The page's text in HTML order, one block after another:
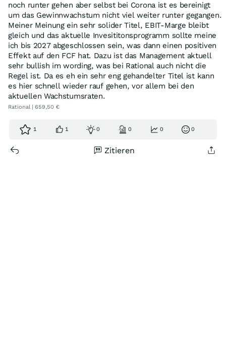
noch runter gehen aber selbst bei Corona ist es bereinigt
um das Gewinnwachstum nicht viel weiter runter gegangen.
Meiner Meinung ein sehr solider Titel, EBIT-Marge bleibt
gleich und das aktuelle Invesititonsprogramm sollte meine
ich bis 2027 abgeschlossen sein, was dann einen positiven
Effekt auf den FCF hat. Dazu ist das Management aktuell
sehr bullish im wording, was bei Rational auch nicht die
Regel ist. Da es eh ein sehr eng gehandelter Titel ist kann
es hier schnell wieder rauf gehen, vor allem bei den
aktuellen Wachstumsraten.
Rational | 659,50 €
1 1 0 0 0 0
Zitieren